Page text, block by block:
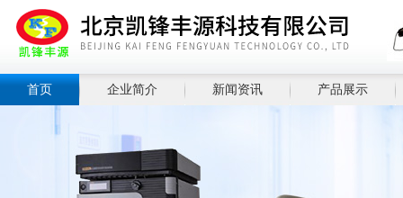
首页 企业简介 新闻资讯 产品展示